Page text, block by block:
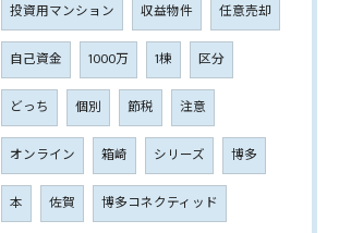
投資用マンション 収益物件 任意売却
自己資金 1000万 1棟 区分
どっち 個別 節税 注意
オンライン 箱崎 シリーズ 博多
本 佐賀 博多コネクティッド